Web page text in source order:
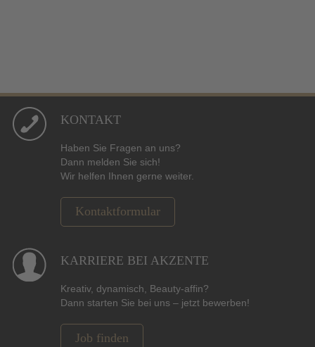
KONTAKT
Haben Sie Fragen an uns?
Dann melden Sie sich!
Wir helfen Ihnen gerne weiter.
Kontaktformular
KARRIERE BEI AKZENTE
Kreativ, dynamisch, Beauty-affin?
Dann starten Sie bei uns – jetzt bewerben!
Job finden